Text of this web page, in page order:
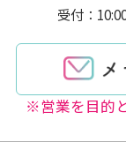
受付：
※営業を目的